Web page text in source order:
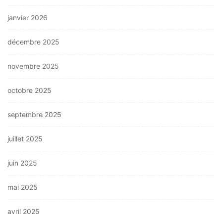
janvier 2026
décembre 2025
novembre 2025
octobre 2025
septembre 2025
juillet 2025
juin 2025
mai 2025
avril 2025